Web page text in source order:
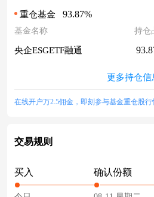
重仓基金 93.87%
基金名称
持仓
央企ESGETF融通
更多持仓信
在线开户万2.5佣金，即刻参与基金重仓股行
交易规则
买入 确认份额